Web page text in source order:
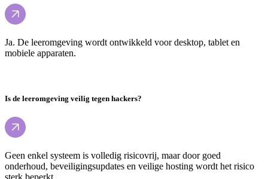
Ja. De leeromgeving wordt ontwikkeld voor desktop, tablet en
mobiele apparaten.
Is de leeromgeving veilig tegen hackers?
Geen enkel systeem is volledig risicovrij, maar door goed
onderhoud, beveiligingsupdates en veilige hosting wordt het risico
sterk beperkt.